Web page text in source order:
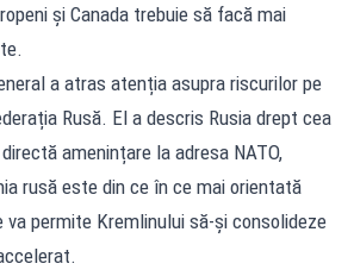
și Canada trebuie să facă mai
a atras atenția asupra riscurilor pe
Rusă. El a descris Rusia drept cea
amenințare la adresa NATO,
rusă este din ce în ce mai orientată
va permite Kremlinului să-și consolideze